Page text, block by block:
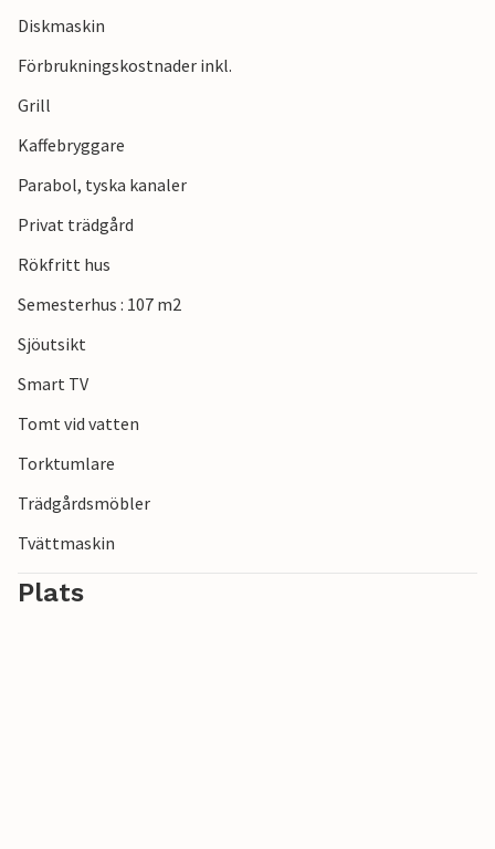
Diskmaskin
Förbrukningskostnader inkl.
Grill
Kaffebryggare
Parabol, tyska kanaler
Privat trädgård
Rökfritt hus
Semesterhus : 107 m2
Sjöutsikt
Smart TV
Tomt vid vatten
Torktumlare
Trädgårdsmöbler
Tvättmaskin
Plats